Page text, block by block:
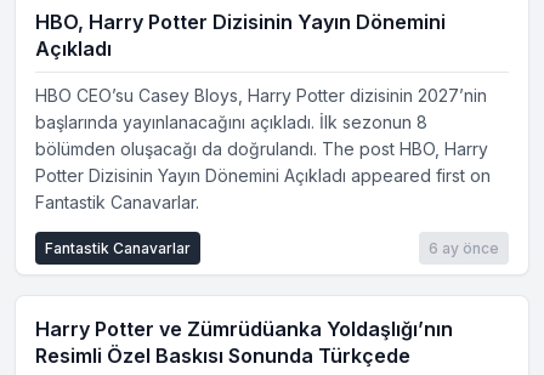
HBO, Harry Potter Dizisinin Yayın Dönemini
Açıkladı
HBO CEO’su Casey Bloys, Harry Potter dizisinin 2027’nin
başlarında yayınlanacağını açıkladı. İlk sezonun 8
bölümden oluşacağı da doğrulandı. The post HBO, Harry
Potter Dizisinin Yayın Dönemini Açıkladı appeared first on
Fantastik Canavarlar.
6 ay önce
Fantastik Canavarlar
Harry Potter ve Zümrüdüanka Yoldaşlığı’nın
Resimli Özel Baskısı Sonunda Türkçede